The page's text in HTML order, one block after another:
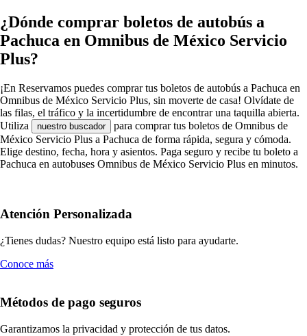
¿Dónde comprar boletos de autobús a
Pachuca en Omnibus de México Servicio
Plus?
¡En Reservamos puedes comprar tus boletos de autobús a Pachuca en
Omnibus de México Servicio Plus, sin moverte de casa! Olvídate de
las filas, el tráfico y la incertidumbre de encontrar una taquilla abierta.
Utiliza
nuestro buscador
para comprar tus boletos de Omnibus de
México Servicio Plus a Pachuca de forma rápida, segura y cómoda.
Elige destino, fecha, hora y asientos. Paga seguro y recibe tu boleto a
Pachuca en autobuses Omnibus de México Servicio Plus en minutos.
Atención Personalizada
¿Tienes dudas? Nuestro equipo está listo para ayudarte.
Conoce más
Métodos de pago seguros
Garantizamos la privacidad y protección de tus datos.